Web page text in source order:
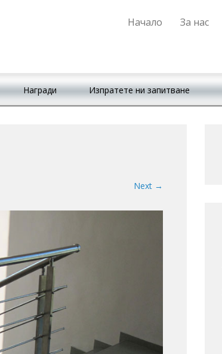
Primary Menu
Skip to content
Начало За нас
Награди Изпратете ни запитване
Next →